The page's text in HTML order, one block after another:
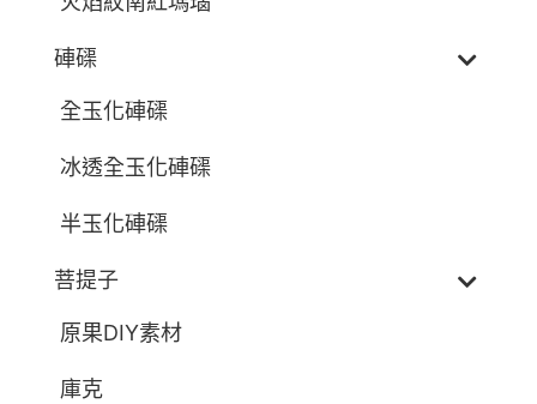
硨磲
全玉化硨磲
冰透全玉化硨磲
半玉化硨磲
菩提子
原果DIY素材
庫克